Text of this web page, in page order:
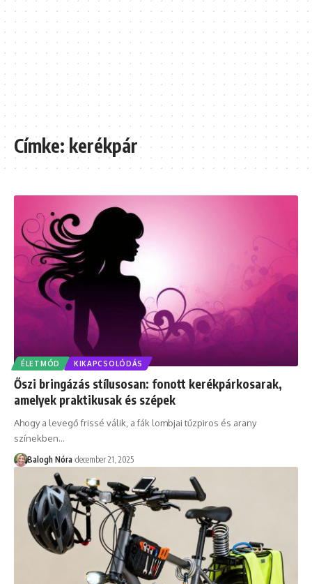
Címke:kerékpár
ÉLETMÓD KIKAPCSOLÓDÁS
Őszi bringázás stílusosan: fonott kerékpárkosarak,
amelyek praktikusak és szépek
Ahogy a levegő frissé válik, a fák lombjai tűzpiros és arany
színekben…
Balogh Nóra december 21, 2025